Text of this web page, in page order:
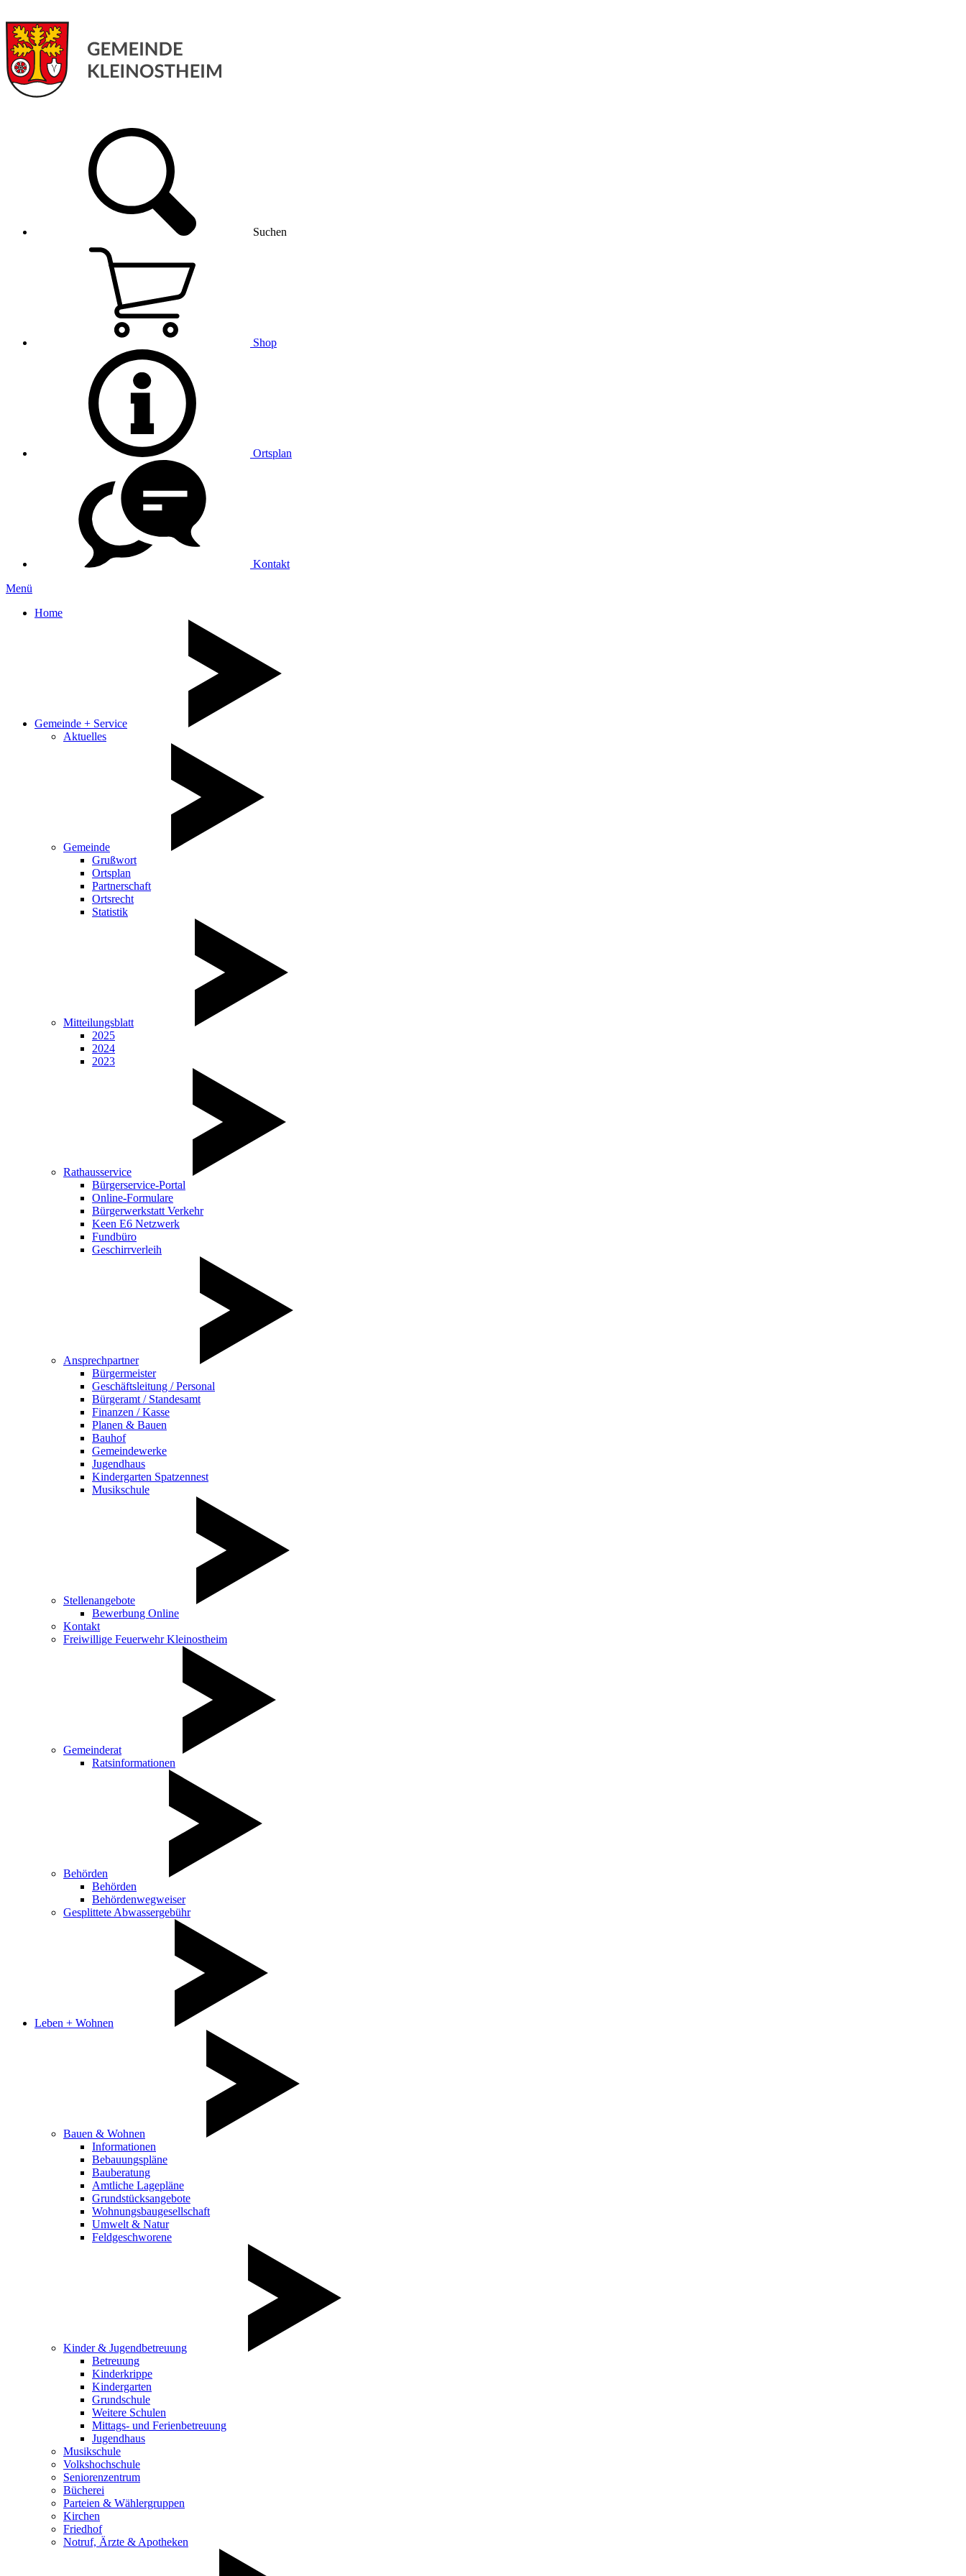
Suchen
Shop
Ortsplan
Kontakt
Menü
Home
Gemeinde + Service
Aktuelles
Gemeinde
Grußwort
Ortsplan
Partnerschaft
Ortsrecht
Statistik
Mitteilungsblatt
2025
2024
2023
Rathausservice
Bürgerservice-Portal
Online-Formulare
Bürgerwerkstatt Verkehr
Keen E6 Netzwerk
Fundbüro
Geschirrverleih
Ansprechpartner
Bürgermeister
Geschäftsleitung / Personal
Bürgeramt / Standesamt
Finanzen / Kasse
Planen & Bauen
Bauhof
Gemeindewerke
Jugendhaus
Kindergarten Spatzennest
Musikschule
Stellenangebote
Bewerbung Online
Kontakt
Freiwillige Feuerwehr Kleinostheim
Gemeinderat
Ratsinformationen
Behörden
Behörden
Behördenwegweiser
Gesplittete Abwassergebühr
Leben + Wohnen
Bauen & Wohnen
Informationen
Bebauungspläne
Bauberatung
Amtliche Lagepläne
Grundstücksangebote
Wohnungsbaugesellschaft
Umwelt & Natur
Feldgeschworene
Kinder & Jugendbetreuung
Betreuung
Kinderkrippe
Kindergarten
Grundschule
Weitere Schulen
Mittags- und Ferienbetreuung
Jugendhaus
Musikschule
Volkshochschule
Seniorenzentrum
Bücherei
Parteien & Wählergruppen
Kirchen
Friedhof
Notruf, Ärzte & Apotheken